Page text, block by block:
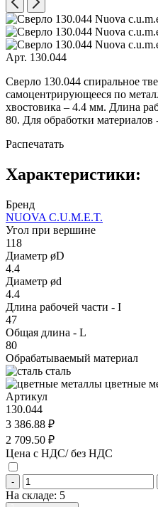
Арт. 130.044
Сверло 130.044 спиральное
самоцентрирующееся по
хвостовика – 4.4 мм. Длина
80. Для обработки материалов
Распечатать
Характеристики:
Бренд
NUOVA C.U.M.E.T.
Угол при вершине
118
Диаметр øD
4.4
Диаметр ød
4.4
Длина рабочей части - I
47
Общая длина - L
80
Обрабатываемый материал
сталь
цветные
Артикул
130.044
3 386.88 ₽
2 709.50 ₽
Цена с НДС/ без НДС
-
На складе: 5